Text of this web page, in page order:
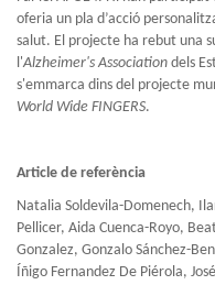
oferia un pla d’acció
salut. El projecte ha rebut una
l'Alzheimer's Association dels
s'emmarca dins del projecte
World Wide FINGERS.
Article de referència
Natalia Soldevila-Domenech,
Pellicer, Aida Cuenca-Royo,
Gonzalez, Gonzalo Sánchez-
Íñigo Fernandez De Piérola,